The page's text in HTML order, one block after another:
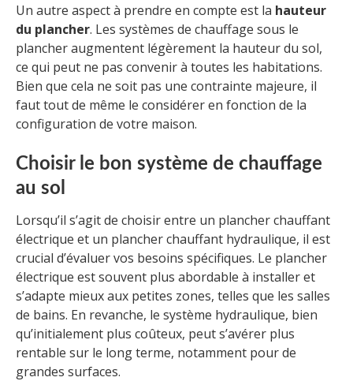
Un autre aspect à prendre en compte est la hauteur
du plancher. Les systèmes de chauffage sous le
plancher augmentent légèrement la hauteur du sol,
ce qui peut ne pas convenir à toutes les habitations.
Bien que cela ne soit pas une contrainte majeure, il
faut tout de même le considérer en fonction de la
configuration de votre maison.
Choisir le bon système de chauffage
au sol
Lorsqu’il s’agit de choisir entre un plancher chauffant
électrique et un plancher chauffant hydraulique, il est
crucial d’évaluer vos besoins spécifiques. Le plancher
électrique est souvent plus abordable à installer et
s’adapte mieux aux petites zones, telles que les salles
de bains. En revanche, le système hydraulique, bien
qu’initialement plus coûteux, peut s’avérer plus
rentable sur le long terme, notamment pour de
grandes surfaces.